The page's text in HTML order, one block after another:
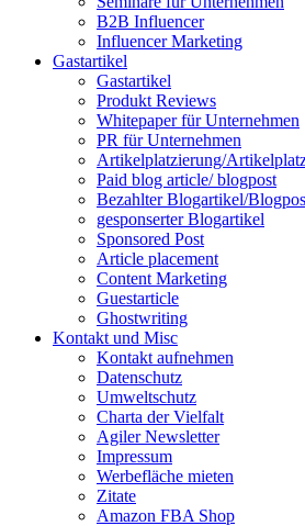
B2B Influencer
Influencer Marketing
Gastartikel
Gastartikel
Produkt Reviews
Whitepaper für Unternehmen
PR für Unternehmen
Artikelplatzierung/
Paid blog article/ blogpost
Bezahlter Blogartikel/
gesponserter Blogartikel
Sponsored Post
Article placement
Content Marketing
Guestarticle
Ghostwriting
Kontakt und Misc
Kontakt aufnehmen
Datenschutz
Umweltschutz
Charta der Vielfalt
Agiler Newsletter
Impressum
Werbefläche mieten
Zitate
Amazon FBA Shop